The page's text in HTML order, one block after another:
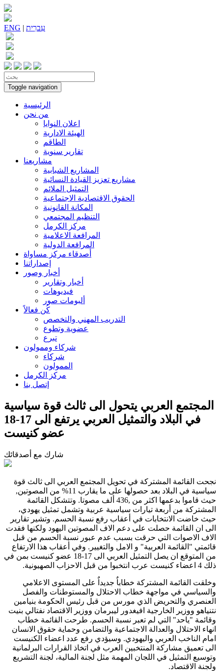
ENG | עִברִית
Toggle navigation
الرئيسية
من نحن
اعلان النوايا
الهيئة الادارية
الطاقم
تقارير سنوية
مشاريعنا
المشاريع الشبابية
مشاريع تعزيز القيادة النسائية
التمثيل الملائم
الحقوق الاقتصادية الاجتماعية
المكانة القانونية
التنظيم المجتمعي
مركز الكرمل
المرافعة الاعلامية
المرافعة الدولية
أصدقاء مركز مساواة
إصداراتنا
أخبار وصور
أخبار وتقارير
فيديوهات
ألبومات صور
كُن فعالاً
التدريب المهني والتخصص
عضوية وتطوع
تبرع
شركاء وممولون
شركاء
الممولون
مركز الكرمل
إتصل بنا
المجتمع العربي يتحول الى ثالث قوة سياسية
في البلاد والتمثيل العربي يرتفع الى 17-18
عضو كنيست
شارك مع أصدقائك
نجحت القائمة المشتركة في تحويل المجتمع العربي الى ثالث قوة
سياسية في البلاد بعد حصولها على ما يقارب 11% من المصوتين,
حيث قاموا بدعمها اكثر من ,436 ألف مصوتا. وتتشكل القائمة
المشتركة من أربعة تيارات سياسية عربية وتشمل تمثيل يهودي،
حيث خاضت الانتخابات في أعقاب رفع نسبة الحسم. وتشير تقارير
الى ان القائمة حصلت على دعم الاف المصوتين اليهود ولكنها فقدت
الاف الاصوات التي حرقت بسبب عدم عبور نسبة الحسم من قبل
قائمتي "القائمة العربية" و الامل والتغيير. وفي أعقاب هذا الارتفاع
من المتوقع ان يصل التمثيل العربي الى 17-18 عضو كنيست بمن في
ذلك 4 اعضاء كنيست عرب انتخبوا من قبل الاحزاب الصهيونية.
وخلقت القائمة المشتركة خطاباٌ جديداٌ على المستوى الاعلامي
والسياسي في مواجهة خطاب الاحتلال والمستوطنات والفصل
العنصري والتحريض الذي مورس من قبل رئيس الحكومة بنيامين
نتنياهو ووزير الخارجية افيغدور ليبرمان ووزير الاقتصاد نفتالي بنيت
وقائمة "ياحد" التي لم تعبر نسبة الحسم. طرحت القائمة خطاب
انهاء الاحتلال والعدالة الاجتماعية والتضامن وحماية حقوق الانسان
امام الناخب العربي واليهودي. وسيؤدي رفع عدد اعضاء الكنيست
الى تعميق مشاركة المنتخبين العرب في اتخاذ القرارات البرلمانية
وتوسيع التمثيل في اللجان المهمة مثل لجنة المالية، لجنة التشريع
ولجنة الاقتصاد.